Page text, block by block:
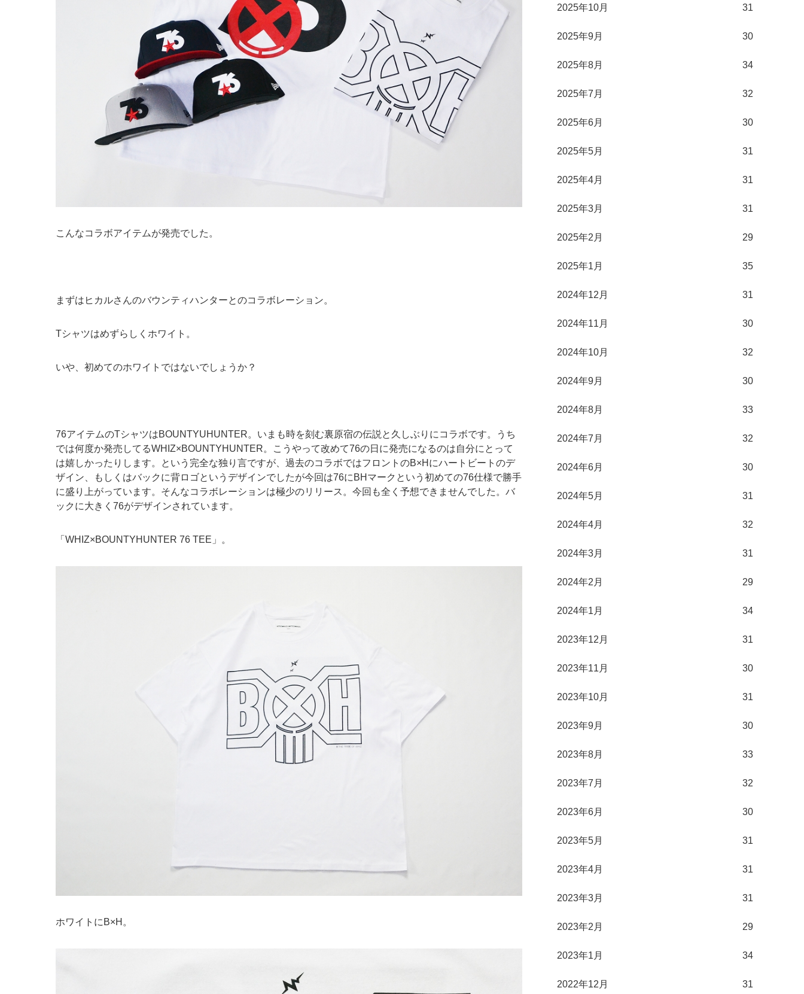
こんなコラボアイテムが発売でした。
まずはヒカルさんのバウンティハンターとのコラボレーション。
Tシャツはめずらしくホワイト。
いや、初めてのホワイトではないでしょうか？
76アイテムのTシャツはBOUNTYUHUNTER。いまも時を刻む裏原宿の伝説と久しぶりにコラボです。うち
では何度か発売してるWHIZ×BOUNTYHUNTER。こうやって改めて76の日に発売になるのは自分にとって
は嬉しかったりします。という完全な独り言ですが、過去のコラボではフロントのB×Hにハートビートのデ
ザイン、もしくはバックに背ロゴというデザインでしたが今回は76にBHマークという初めての76仕様で勝手
に盛り上がっています。そんなコラボレーションは極少のリリース。今回も全く予想できませんでした。バ
ックに大きく76がデザインされています。
「WHIZ×BOUNTYHUNTER 76 TEE」。
ホワイトにB×H。
2025年10月 31
2025年9月 30
2025年8月 34
2025年7月 32
2025年6月 30
2025年5月 31
2025年4月 31
2025年3月 31
2025年2月 29
2025年1月 35
2024年12月 31
2024年11月 30
2024年10月 32
2024年9月 30
2024年8月 33
2024年7月 32
2024年6月 30
2024年5月 31
2024年4月 32
2024年3月 31
2024年2月 29
2024年1月 34
2023年12月 31
2023年11月 30
2023年10月 31
2023年9月 30
2023年8月 33
2023年7月 32
2023年6月 30
2023年5月 31
2023年4月 31
2023年3月 31
2023年2月 29
2023年1月 34
2022年12月 31